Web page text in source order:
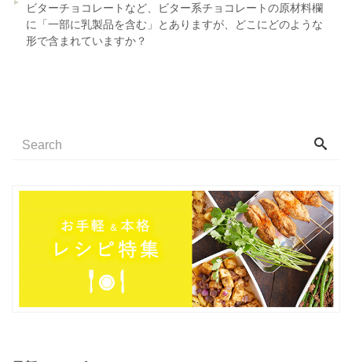
ビターチョコレートなど、ビター系チョコレートの原材料欄
に「一部に乳製品を含む」とありますが、どこにどのような
形で含まれていますか？